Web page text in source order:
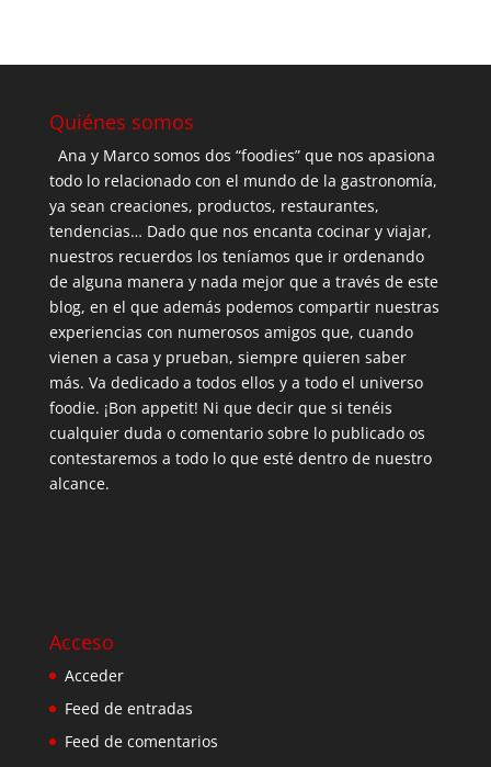
Quiénes somos
Ana y Marco somos dos “foodies” que nos apasiona
todo lo relacionado con el mundo de la gastronomía,
ya sean creaciones, productos, restaurantes,
tendencias… Dado que nos encanta cocinar y viajar,
nuestros recuerdos los teníamos que ir ordenando
de alguna manera y nada mejor que a través de este
blog, en el que además podemos compartir nuestras
experiencias con numerosos amigos que, cuando
vienen a casa y prueban, siempre quieren saber
más. Va dedicado a todos ellos y a todo el universo
foodie. ¡Bon appetit! Ni que decir que si tenéis
cualquier duda o comentario sobre lo publicado os
contestaremos a todo lo que esté dentro de nuestro
alcance.
Acceso
Acceder
Feed de entradas
Feed de comentarios